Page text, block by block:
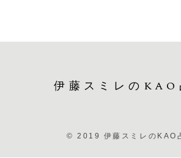
伊藤スミレのKAO
© 2019 伊藤スミレのKAO